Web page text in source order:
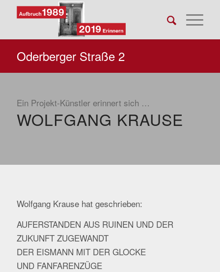
Oderberger Straße 2
Ein Projekt-Künstler erinnert sich …
WOLFGANG KRAUSE
Wolfgang Krause hat geschrieben:
AUFERSTANDEN AUS RUINEN UND DER
ZUKUNFT ZUGEWANDT
DER EISMANN MIT DER GLOCKE
UND FANFARENZÜGE